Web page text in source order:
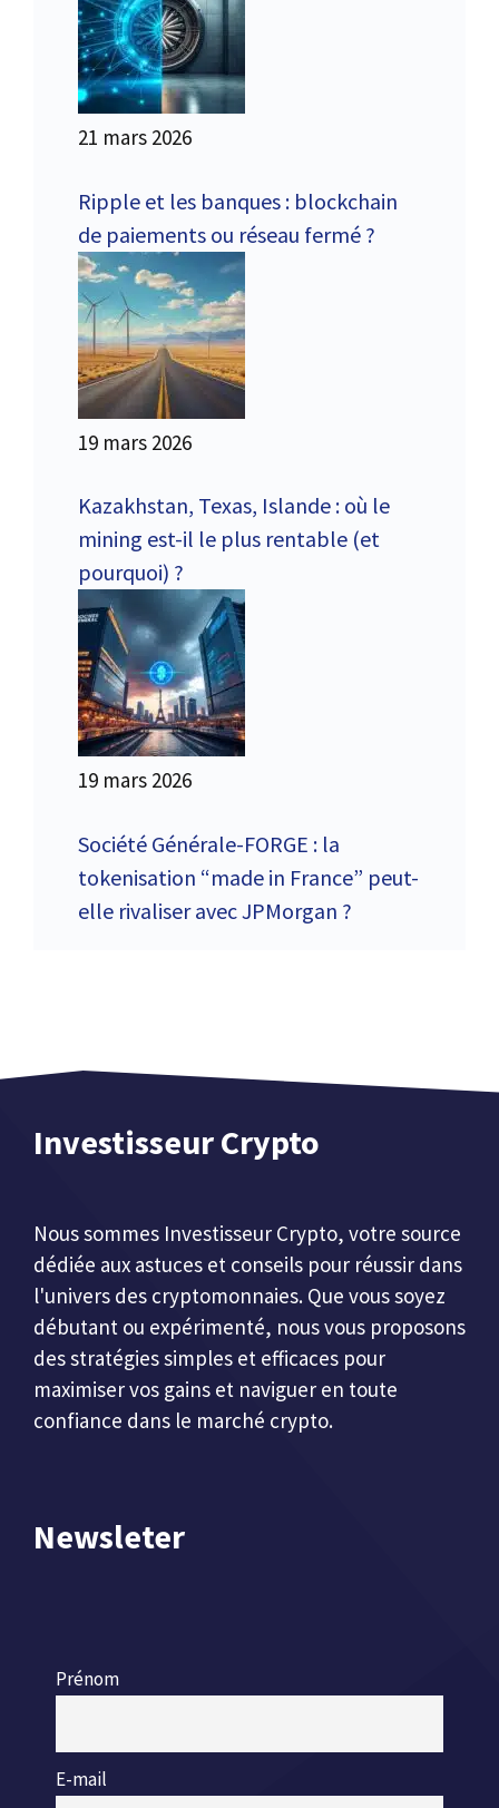
21 mars 2026
Ripple et les banques : blockchain
de paiements ou réseau fermé ?
19 mars 2026
Kazakhstan, Texas, Islande : où le
mining est-il le plus rentable (et
pourquoi) ?
19 mars 2026
Société Générale-FORGE : la
tokenisation “made in France” peut-
elle rivaliser avec JPMorgan ?
Investisseur Crypto
Nous sommes Investisseur Crypto, votre source
dédiée aux astuces et conseils pour réussir dans
l'univers des cryptomonnaies. Que vous soyez
débutant ou expérimenté, nous vous proposons
des stratégies simples et efficaces pour
maximiser vos gains et naviguer en toute
confiance dans le marché crypto.
Newsleter
Prénom
E-mail